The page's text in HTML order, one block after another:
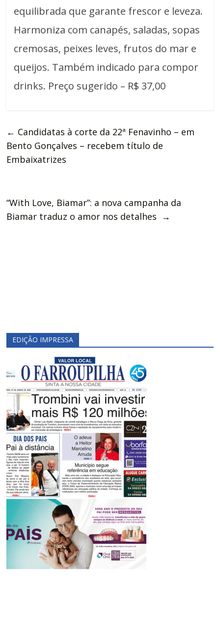
equilibrada que garante frescor e leveza.
Harmoniza com canapés, saladas, sopas
cremosas, peixes leves, frutos do mar e
queijos. Também indicado para compor
drinks. Preço sugerido – R$ 37,00
← Candidatas à corte da 22ª Fenavinho – em
Bento Gonçalves – recebem título de
Embaixatrizes
“With Love, Biamar”: a nova campanha da
Biamar traduz o amor nos detalhes →
EDIÇÃO IMPRESSA